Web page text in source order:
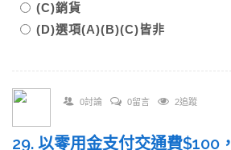
(C)銷貨
(D)選項(A)(B)(C)皆非
0討論 0留言 2追蹤
29. 以零用金支付交通費$100，